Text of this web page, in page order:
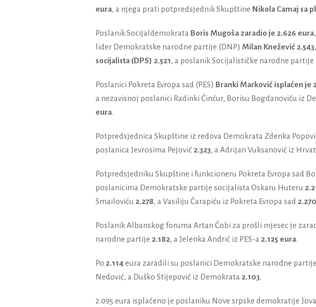
eura, a njega prati potpredsjednik Skupštine Nikola Camaj sa
Poslanik Socijaldemokrata Boris Mugoša zaradio je 2.626 eura,
lider Demokratske narodne partije (DNP) Milan Knežević 2.543,
socijalista (DPS) 2.521, a poslanik Socijalističke narodne partije
Poslanici Pokreta Evropa sad (PES) Branki Marković isplaćen je
a nezavisnoj poslanici Radinki Ćinćur, Borisu Bogdanoviću iz
eura.
Potpredsjednica Skupštine iz redova Demokrata Zdenka
poslanica Jevrosima Pejović 2.323, a Adrijan Vuksanović iz
Potpredsjedniku Skupštine i funkcioneru Pokreta Evropa sad
poslanicima Demokratske partije socijalista Oskaru Huteru
Smailoviću 2.278, a Vasiliju Čarapiću iz Pokreta Evropa sad 2.270
Poslanik Albanskog foruma Artan Čobi za prošli mjesec je
narodne partije 2.182, a Jelenka Andrić iz PES-a 2.125 eura.
Po 2.114 eura zaradili su poslanici Demokratske narodne
Nedović, a Duško Stijepović iz Demokrata 2.103.
2.095 eura isplaćeno je poslaniku Nove srpske demokratije